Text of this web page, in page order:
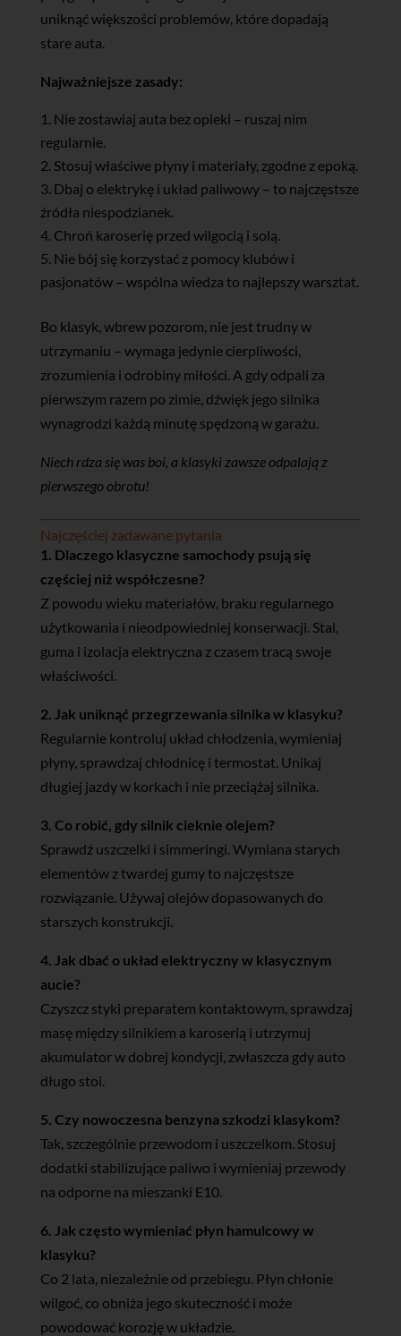
uniknąć większości problemów, które dopadają
stare auta.
Najważniejsze zasady:
Nie zostawiaj auta bez opieki – ruszaj nim
regularnie.
Stosuj właściwe płyny i materiały, zgodne z epoką.
Dbaj o elektrykę i układ paliwowy – to najczęstsze
źródła niespodzianek.
Chroń karoserię przed wilgocią i solą.
Nie bój się korzystać z pomocy klubów i
pasjonatów – wspólna wiedza to najlepszy warsztat.
Bo klasyk, wbrew pozorom, nie jest trudny w
utrzymaniu – wymaga jedynie cierpliwości,
zrozumienia i odrobiny miłości. A gdy odpali za
pierwszym razem po zimie, dźwięk jego silnika
wynagrodzi każdą minutę spędzoną w garażu.
Niech rdza się was boi, a klasyki zawsze odpalają z
pierwszego obrotu!
Najczęściej zadawane pytania
1. Dlaczego klasyczne samochody psują się
częściej niż współczesne?
Z powodu wieku materiałów, braku regularnego
użytkowania i nieodpowiedniej konserwacji. Stal,
guma i izolacja elektryczna z czasem tracą swoje
właściwości.
2. Jak uniknąć przegrzewania silnika w klasyku?
Regularnie kontroluj układ chłodzenia, wymieniaj
płyny, sprawdzaj chłodnicę i termostat. Unikaj
długiej jazdy w korkach i nie przeciążaj silnika.
3. Co robić, gdy silnik cieknie olejem?
Sprawdź uszczelki i simmeringi. Wymiana starych
elementów z twardej gumy to najczęstsze
rozwiązanie. Używaj olejów dopasowanych do
starszych konstrukcji.
4. Jak dbać o układ elektryczny w klasycznym
aucie?
Czyszcz styki preparatem kontaktowym, sprawdzaj
masę między silnikiem a karoserią i utrzymuj
akumulator w dobrej kondycji, zwłaszcza gdy auto
długo stoi.
5. Czy nowoczesna benzyna szkodzi klasykom?
Tak, szczególnie przewodom i uszczelkom. Stosuj
dodatki stabilizujące paliwo i wymieniaj przewody
na odporne na mieszanki E10.
6. Jak często wymieniać płyn hamulcowy w
klasyku?
Co 2 lata, niezależnie od przebiegu. Płyn chłonie
wilgoć, co obniża jego skuteczność i może
powodować korozję w układzie.